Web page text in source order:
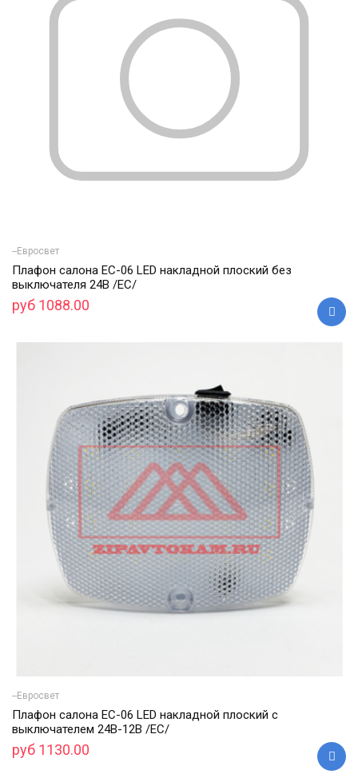
--Евросвет
Плафон салона ЕС-06 LED накладной плоский без
выключателя 24В /ЕС/
руб 1088.00
--Евросвет
Плафон салона ЕС-06 LED накладной плоский с
выключателем 24В-12В /ЕС/
руб 1130.00